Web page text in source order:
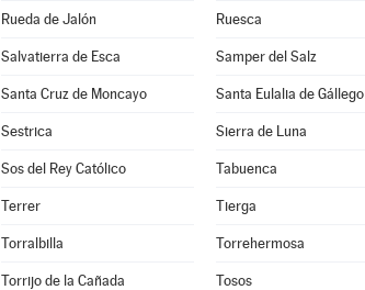
Rueda de Jalón Ruesca
Salvatierra de Esca Samper del Salz
Santa Cruz de Moncayo Santa Eulalia de Gállego
Sestrica Sierra de Luna
Sos del Rey Católico Tabuenca
Terrer Tierga
Torralbilla Torrehermosa
Torrijo de la Cañada Tosos